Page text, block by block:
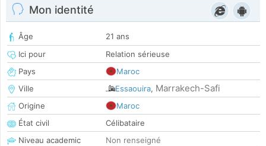
Mon identité
Âge
21 ans
Ici pour
Relation sérieuse
Pays
Maroc
Ville
Essaouira, Marrakech-Safi
Origine
Maroc
État civil
Célibataire
Niveau academic
Non renseigné